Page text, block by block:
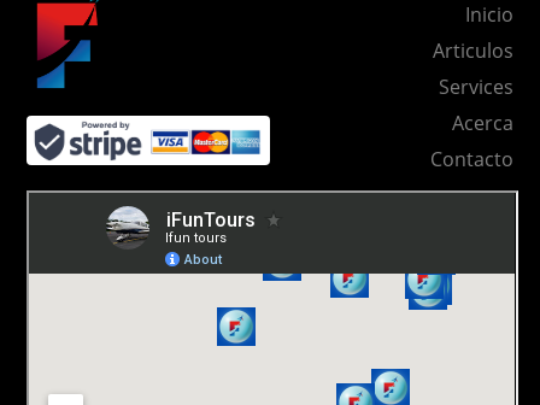
Inicio
Articulos
Services
Acerca
Contacto